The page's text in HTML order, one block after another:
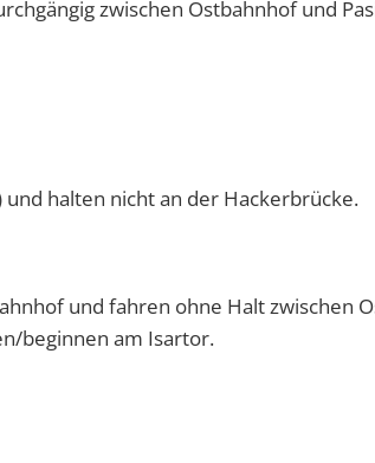
zwischen Ostbahnhof und
halten nicht an der Hackerbrücke.
und fahren ohne Halt zwischen
beginnen am Isartor.